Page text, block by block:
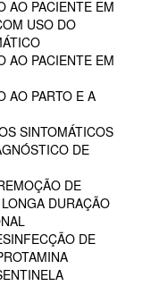
AO PACIENTE EM
USO DO
AO PACIENTE EM
AO PARTO E A
SINTOMÁTICOS
DE
DE
DURAÇÃO
DE